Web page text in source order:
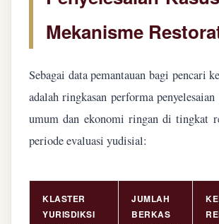
Mekanisme
Sebagai data pemantauan bagi pencari
adalah ringkasan performa
umum dan ekonomi ringan di tingkat
periode evaluasi yudisial:
KLASTER
YURISDIKSI
JUMLAH
BERKAS